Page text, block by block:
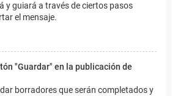
y guiará a través de ciertos pasos
el mensaje.
"Guardar" en la publicación de
borradores que serán completados y